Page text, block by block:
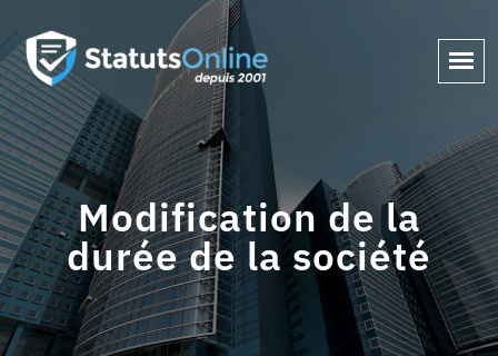
Modification de la
durée de la société